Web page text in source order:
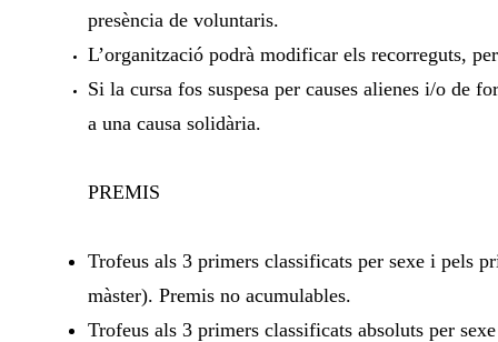
presència de voluntaris.
L’organització podrà modificar els recorreguts,
Si la cursa fos suspesa per causes alienes i/o de
a una causa solidària.
PREMIS
Trofeus als 3 primers classificats per sexe i pels
màster). Premis no acumulables.
Trofeus als 3 primers classificats absoluts per